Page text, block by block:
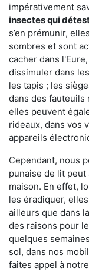
impérativement
insectes qui
s’en prémunir,
sombres et sont
cacher dans
dissimuler dans
les tapis ; les
dans des fauteuils
elles peuvent
rideaux, dans vos
appareils
Cependant, nous
punaise de lit peut
maison. En effet,
les éradiquer,
ailleurs que dans
des raisons pour
quelques
sol, dans nos
faites appel à